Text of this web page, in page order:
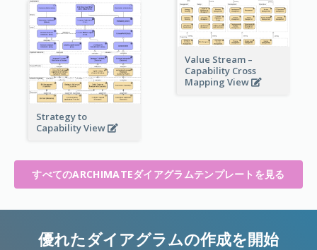
Value Stream –
Capability Cross
Mapping View
Strategy to
Capability View
すべてのARCHIMATEダイアグラムテンプレートを見る
優れたダイアグラムの作成を開始